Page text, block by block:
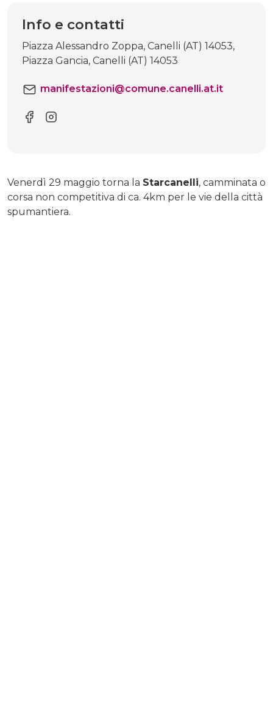
Venerdì 29 maggio torna la Starcanelli, camminata o
corsa non competitiva di ca. 4km per le vie della città
spumantiera.
Info e contatti
Piazza Alessandro Zoppa, Canelli (AT) 14053,
Piazza Gancia, Canelli (AT) 14053
manifestazioni@comune.canelli.at.it